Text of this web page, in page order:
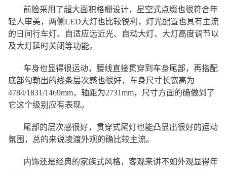
前脸采用了超大面积格栅设计，星空式点缀也很符合年
轻人审美，两侧LED大灯也比较锐利，灯光配置也具有主流
的日间行车灯、自适应远近光、自动大灯、大灯高度调节以
及大灯延时关闭等功能。
车身也显得很运动，腰线直接贯穿到车身尾部，再搭配
底部勾勒出的线条层次感也很好，车身尺寸长宽高为
4784/1831/1469mm，轴距为2731mm，尺寸方面的确做到了
它这个级别应有表现。
尾部的层次感很好，贯穿式尾灯也能凸显出很好的运动
氛围，总的来说凌渡外观的确比较主流。
内饰还是经典的家族式风格，客观来讲不如外观显得年